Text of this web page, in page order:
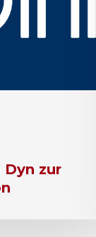
Dyn zur